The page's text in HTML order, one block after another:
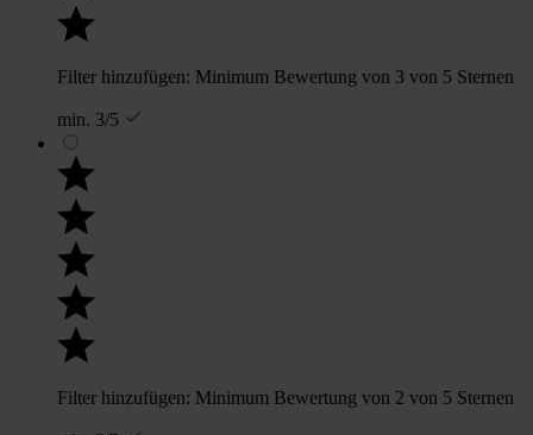
Filter hinzufügen: Minimum Bewertung von 3 von 5 Sternen
min. 3/5
Filter hinzufügen: Minimum Bewertung von 2 von 5 Sternen